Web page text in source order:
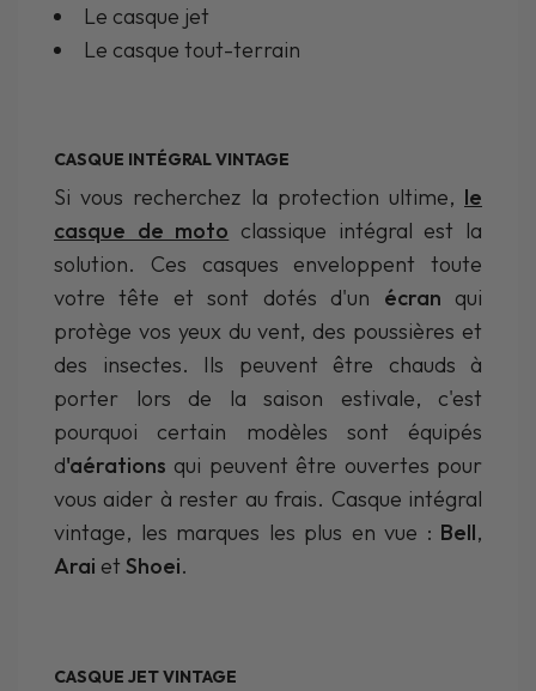
Le casque jet
Le casque tout-terrain
CASQUE INTÉGRAL VINTAGE
Si vous recherchez la protection ultime, le
casque de moto classique intégral est la
solution. Ces casques enveloppent toute
votre tête et sont dotés d'un écran qui
protège vos yeux du vent, des poussières et
des insectes. Ils peuvent être chauds à
porter lors de la saison estivale, c'est
pourquoi certain modèles sont équipés
d'aérations qui peuvent être ouvertes pour
vous aider à rester au frais. Casque intégral
vintage, les marques les plus en vue : Bell,
Arai et Shoei.
CASQUE JET VINTAGE